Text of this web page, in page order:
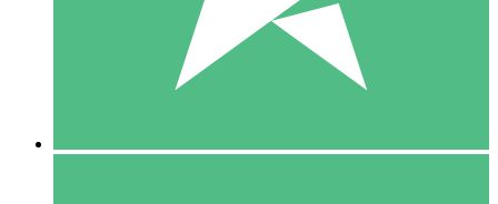
10 00